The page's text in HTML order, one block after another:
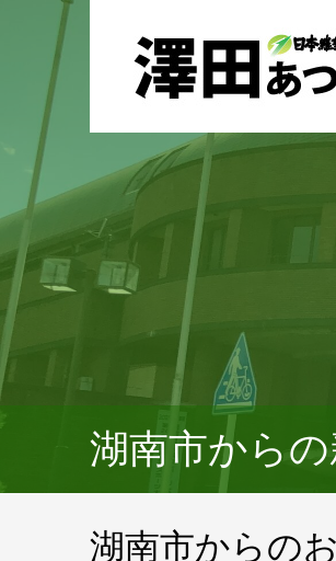
湖南市から
湖南市からの